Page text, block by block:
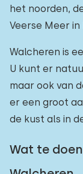
het noorden,
Veerse Meer
Walcheren is
U kunt er
maar ook van
er een groot
de kust als in
Wat te